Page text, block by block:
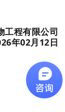
工程有限公司
年02月12日